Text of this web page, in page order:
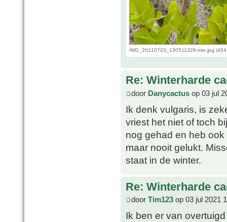
IMG_20210703_130511328-min.jpg
Re: Winterharde
door Danycactus op 03 jul
Ik denk vulgaris, is
vriest het niet of toch
nog gehad en heb
maar nooit gelukt.
staat in de winter.
Re: Winterharde
door Tim123 op 03 jul 2021
Ik ben er van